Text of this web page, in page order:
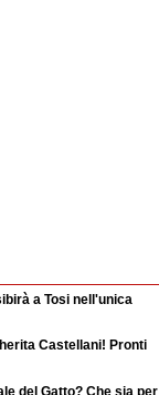
a Tosi nell'unica
Castellani! Pronti
del Gatto? Che sia per